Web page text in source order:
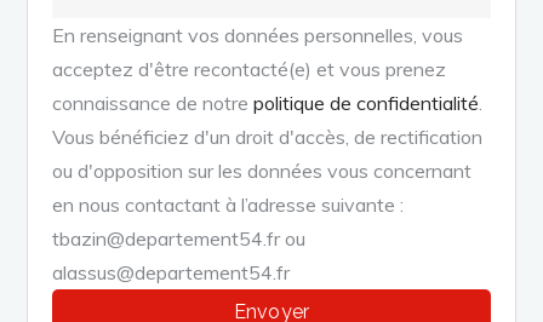
En renseignant vos données personnelles, vous
acceptez d'être recontacté(e) et vous prenez
connaissance de notrepolitique de confidentialité
Vous bénéficiez d'un droit d'accès, de rectification
ou d'opposition sur les données vous concernant
en nous contactant à l’adresse suivante :
tbazin@departement54.fr ou
alassus@departement54.fr